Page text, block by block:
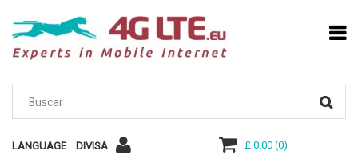
LANGUAGE DIVISA £ 0.00(0)